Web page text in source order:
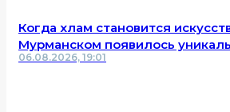
Когда хлам становится
Мурманском появилось
06.08.2026, 19:01